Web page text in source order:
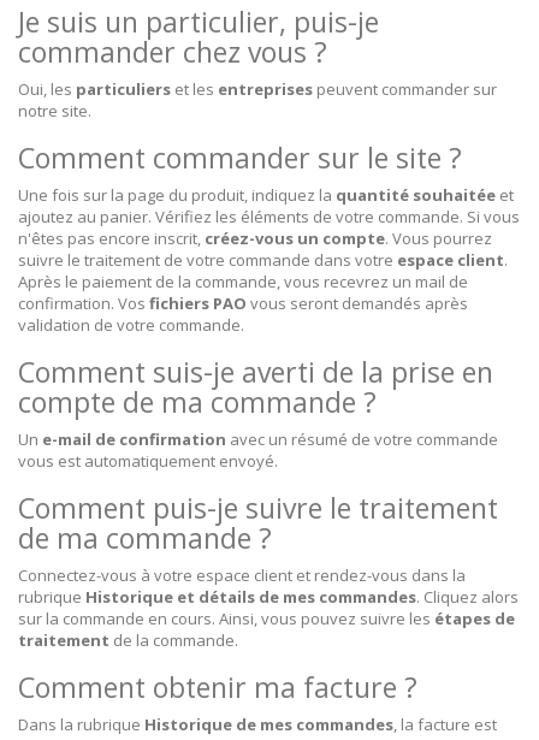
Je suis un particulier, puis-je
commander chez vous ?
Oui, les particuliers et les entreprises peuvent commander sur
notre site.
Comment commander sur le site ?
Une fois sur la page du produit, indiquez la quantité souhaitée et
ajoutez au panier. Vérifiez les éléments de votre commande. Si vous
n'êtes pas encore inscrit, créez-vous un compte. Vous pourrez
suivre le traitement de votre commande dans votre espace client.
Après le paiement de la commande, vous recevrez un mail de
confirmation. Vos fichiers PAO vous seront demandés après
validation de votre commande.
Comment suis-je averti de la prise en
compte de ma commande ?
Un e-mail de confirmation avec un résumé de votre commande
vous est automatiquement envoyé.
Comment puis-je suivre le traitement
de ma commande ?
Connectez-vous à votre espace client et rendez-vous dans la
rubrique Historique et détails de mes commandes. Cliquez alors
sur la commande en cours. Ainsi, vous pouvez suivre les étapes de
traitement de la commande.
Comment obtenir ma facture ?
Dans la rubrique Historique de mes commandes , la facture est